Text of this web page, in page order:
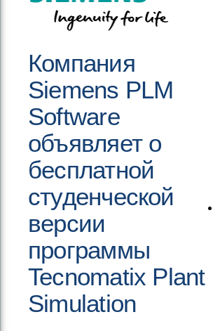
Компания
Siemens PLM
Software
объявляет о
бесплатной
студенческой
версии
программы
Tecnomatix Plant
Simulation